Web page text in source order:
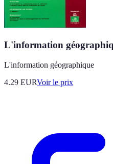
L'information
L'information géographique
4.29 EURVoir le prix